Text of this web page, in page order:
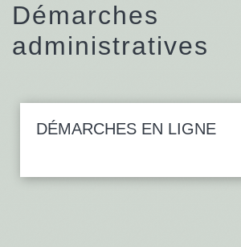
Démarches
administratives
DÉMARCHES EN LIGNE